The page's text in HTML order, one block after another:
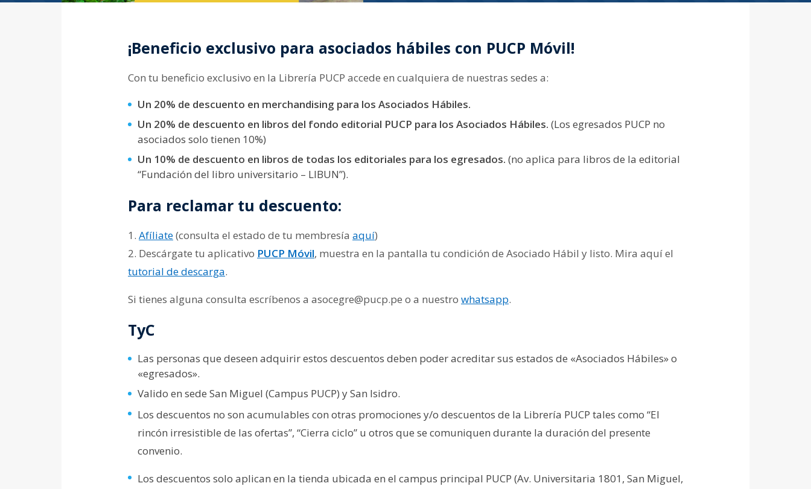
¡Beneficio exclusivo para asociados hábiles con PUCP Móvil!
Con tu beneficio exclusivo en la Librería PUCP accede en cualquiera de nuestras sedes a:
Un 20% de descuento en merchandising para los Asociados Hábiles.
Un 20% de descuento en libros del fondo editorial PUCP para los Asociados Hábiles. (Los egresados PUCP no
asociados solo tienen 10%)
Un 10% de descuento en libros de todas los editoriales para los egresados. (no aplica para libros de la editorial
“Fundación del libro universitario – LIBUN”).
Para reclamar tu descuento:
1. Afíliate(consulta el estado de tu membresía aquí)
2. Descárgate tu aplicativo PUCP Móvil, muestra en la pantalla tu condición de Asociado Hábil y listo. Mira aquí el
tutorial de descarga.
Si tienes alguna consulta escríbenos a asocegre@pucp.pe o a nuestro whatsapp.
TyC
Las personas que deseen adquirir estos descuentos deben poder acreditar sus estados de «Asociados Hábiles» o
«egresados».
Valido en sede San Miguel (Campus PUCP) y San Isidro.
Los descuentos no son acumulables con otras promociones y/o descuentos de la Librería PUCP tales como “El
rincón irresistible de las ofertas”, “Cierra ciclo” u otros que se comuniquen durante la duración del presente
convenio.
Los descuentos solo aplican en la tienda ubicada en el campus principal PUCP (Av. Universitaria 1801, San Miguel,